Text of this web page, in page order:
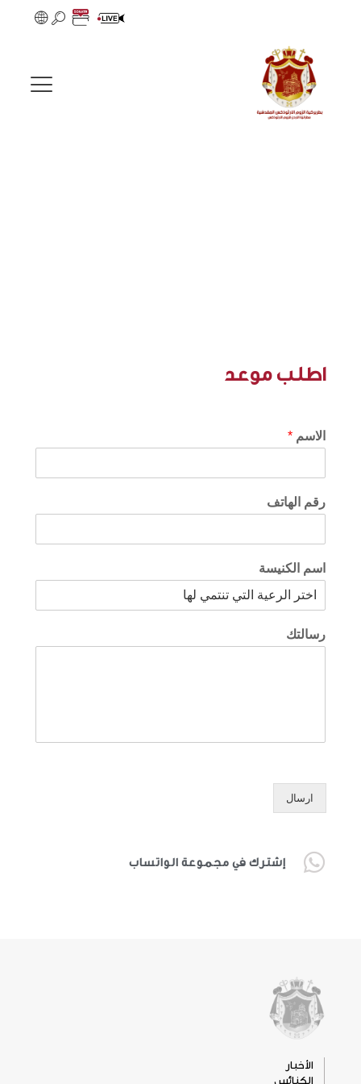
اطلب موعد
الاسم *
رقم الهاتف
اسم الكنيسة
رسالتك
ارسال
إشترك في مجموعة الواتساب
الأخبار
الكنائس